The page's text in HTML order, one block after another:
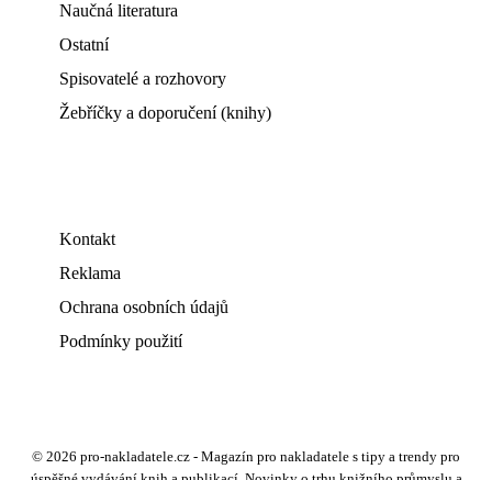
Naučná literatura
Ostatní
Spisovatelé a rozhovory
Žebříčky a doporučení (knihy)
Kontakt
Reklama
Ochrana osobních údajů
Podmínky použití
© 2026 pro-nakladatele.cz - Magazín pro nakladatele s tipy a trendy pro